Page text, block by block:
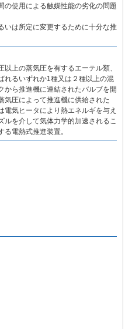
の使用による触媒性能の劣化の問題
いは所定に変更するために十分な推
上の蒸気圧を有するエーテル類、
れるいずれか1種又は２種以上の混
から推進機に連結されたバルブを開
気圧によって推進機に供給された
気ヒータにより熱エネルギを与え
ルを介して気体力学的加速されるこ
電熱式推進装置。